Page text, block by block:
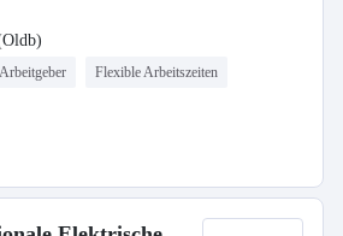
Flexible Arbeitszeiten